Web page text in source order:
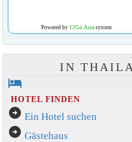
Powered by 12Go Asiasystem
IN
hotel
HOTEL FINDEN
arrow_circle_right Ein Hotel suchen
arrow_circle_right Gästehaus